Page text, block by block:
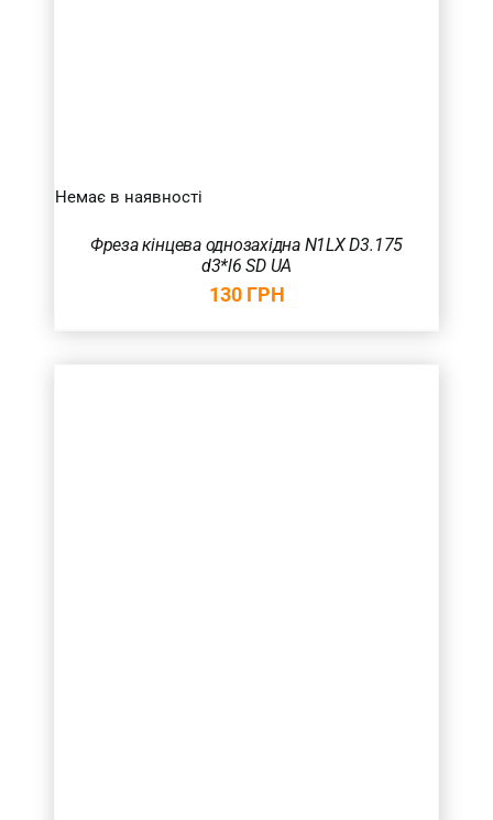
Немає в наявності
Фреза кінцева однозахідна N1LX D3.175
d3*l6 SD UA
130 ГРН